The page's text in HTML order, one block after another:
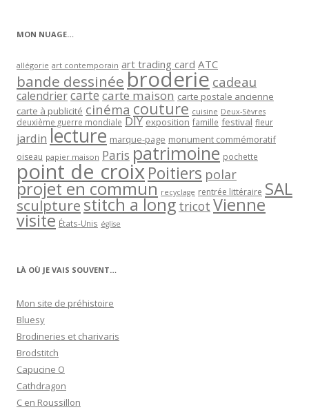
MON NUAGE…
allégorie art contemporain art trading card ATC
bande dessinée broderie cadeau
calendriercartecarte maison carte postale ancienne
carte à publicité cinéma couture cuisine Deux-Sèvres
deuxième guerre mondiale DIY exposition famille festival fleur
jardin lecture marque-page monument commémoratif
oiseau papier maison Paris patrimoine pochette
point de croixPoitiers polar
projet en commun recyclage rentrée littéraire SAL
sculpturestitch a long tricot Vienne
visite États-Unis église
LÀ OÙ JE VAIS SOUVENT…
Mon site de préhistoire
Bluesy
Brodineries et charivaris
Brodstitch
Capucine O
Cathdragon
C en Roussillon